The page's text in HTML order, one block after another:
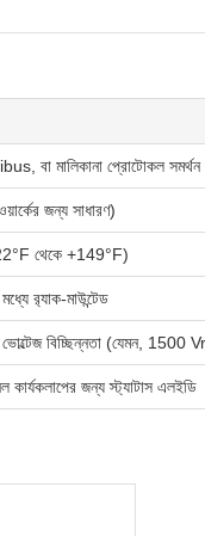
বা মালিকানা প্রোটোকল সমর্থন
জন্য সাধারণ)
থেকে +149°F)
র‍্যাক-মাউন্টেড
বিচ্ছিন্নতা (যেমন, 1500
কার্যকলাপের জন্য স্ট্যাটাস এলইডি